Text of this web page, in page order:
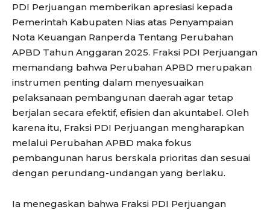
PDI Perjuangan memberikan apresiasi kepada
Pemerintah Kabupaten Nias atas Penyampaian
Nota Keuangan Ranperda Tentang Perubahan
APBD Tahun Anggaran 2025. Fraksi PDI Perjuangan
memandang bahwa Perubahan APBD merupakan
instrumen penting dalam menyesuaikan
pelaksanaan pembangunan daerah agar tetap
berjalan secara efektif, efisien dan akuntabel. Oleh
karena itu, Fraksi PDI Perjuangan mengharapkan
melalui Perubahan APBD maka fokus
pembangunan harus berskala prioritas dan sesuai
dengan perundang-undangan yang berlaku.
Ia menegaskan bahwa Fraksi PDI Perjuangan